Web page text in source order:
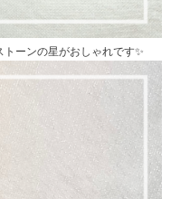
ーンの星がおしゃれです✨